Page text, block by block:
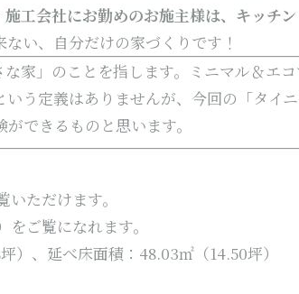
工会社にお勤めのお施主様は、 キッチ
い、 自分だけの家づくりです！
な家」のことを指します。ミニマル＆エ
う定義はありませんが、今回の「タイ
できるものと思います。
ただけます。
ご覧になれます。
）、延べ床面積：48.03㎡（14.50坪）